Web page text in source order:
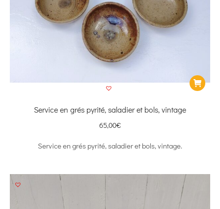
Service en grés pyrité, saladier et bols, vintage
65,00€
Service en grés pyrité, saladier et bols, vintage.